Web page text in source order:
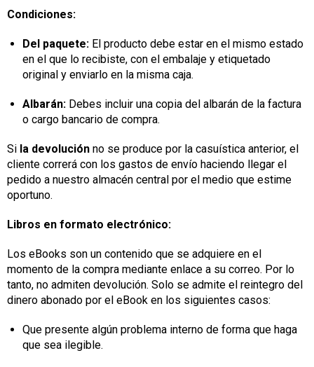
Condiciones:
Del paquete: El producto debe estar en el mismo estado
en el que lo recibiste, con el embalaje y etiquetado
original y enviarlo en la misma caja.
Albarán: Debes incluir una copia del albarán de la factura
o cargo bancario de compra.
Si la devolución no se produce por la casuística anterior, el
cliente correrá con los gastos de envío haciendo llegar el
pedido a nuestro almacén central por el medio que estime
oportuno.
Libros en formato electrónico:
Los eBooks son un contenido que se adquiere en el
momento de la compra mediante enlace a su correo. Por lo
tanto, no admiten devolución. Solo se admite el reintegro del
dinero abonado por el eBook en los siguientes casos:
Que presente algún problema interno de forma que haga
que sea ilegible.